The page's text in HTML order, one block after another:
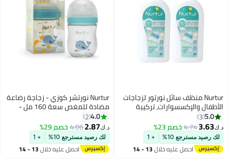
Nurtur منظف سائل نورتور لزجاجات
الأطفال والإكسسوارات، تركيبة
فعالة 100% آمنة ولطيفة على
الأطفال، معقمة، نظيفة، عضوية
حيوية
5.0
3
د.ك‏3.63
4.74خصم 23%
لك رصيد مسترجع 10% + 1
احصل عليه خلال 13 - 14
Nurtur نورتشر كوزي - زجاجة رضاعة
مضادة للمغص سعة 160 مل -
عنق واسع - أزرق
4.0
2
د.ك‏2.87
4.06خصم 29%
لك رصيد مسترجع 10% + 1
احصل عليه خلال 13 - 14